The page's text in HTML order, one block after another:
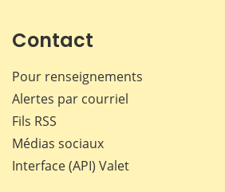
Contact
Pour renseignements
Alertes par courriel
Fils RSS
Médias sociaux
Interface (API) Valet